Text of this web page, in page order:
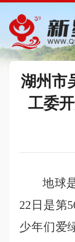
湖州市
工委
地球
22日是第
少年们爱